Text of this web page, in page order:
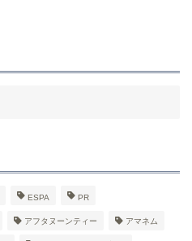
ESPA PR
アフタヌーンティー アマネム